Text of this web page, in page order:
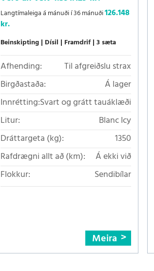
Langtímaleiga á mánuði í 36 mánuði126.148
kr.
Beinskipting Dísil Framdrif 3 sæta
Afhending:
Til afgreiðslu strax
Birgðastaða:
Á lager
Innrétting:Svart og grátt tauáklæði
Litur:
Blanc Icy
Dráttargeta (kg):
1350
Rafdrægni allt að (km):
Á ekki við
Flokkur:
Sendibílar
Meira